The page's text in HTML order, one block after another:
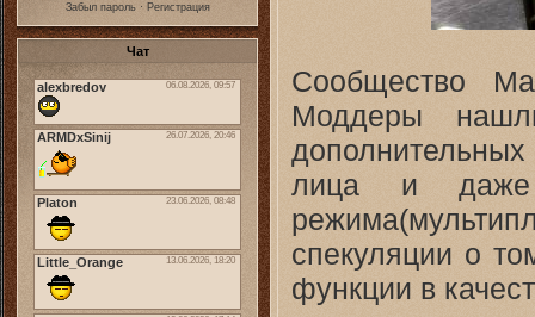
Забыл пароль· Регистрация
Чат
Сообщество
Моддеры
лица и даже
спекуляции о
функции в